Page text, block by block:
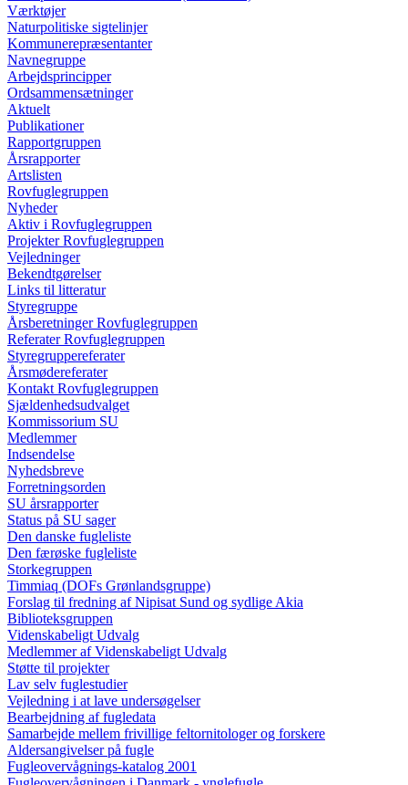
Værktøjer
Naturpolitiske sigtelinjer
Kommunerepræsentanter
Navnegruppe
Arbejdsprincipper
Ordsammensætninger
Aktuelt
Publikationer
Rapportgruppen
Årsrapporter
Artslisten
Rovfuglegruppen
Nyheder
Aktiv i Rovfuglegruppen
Projekter Rovfuglegruppen
Vejledninger
Bekendtgørelser
Links til litteratur
Styregruppe
Årsberetninger Rovfuglegruppen
Referater Rovfuglegruppen
Styregruppereferater
Årsmødereferater
Kontakt Rovfuglegruppen
Sjældenhedsudvalget
Kommissorium SU
Medlemmer
Indsendelse
Nyhedsbreve
Forretningsorden
SU årsrapporter
Status på SU sager
Den danske fugleliste
Den færøske fugleliste
Storkegruppen
Timmiaq (DOFs Grønlandsgruppe)
Forslag til fredning af Nipisat Sund og sydlige Akia
Biblioteksgruppen
Videnskabeligt Udvalg
Medlemmer af Videnskabeligt Udvalg
Støtte til projekter
Lav selv fuglestudier
Vejledning i at lave undersøgelser
Bearbejdning af fugledata
Samarbejde mellem frivillige feltornitologer og forskere
Aldersangivelser på fugle
Fugleovervågnings-katalog 2001